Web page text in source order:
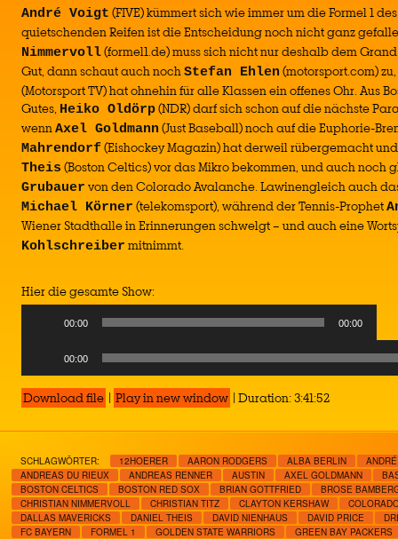
André Voigt (FIVE) kümmert sich wie immer um die Formel 1
quietschenden Reifen ist die Entscheidung noch nicht ganz
Nimmervoll(formel1.de) muss sich nicht nur deshalb dem
Gut, dann schaut auch nochStefan Ehlen (motorsport.com)
(Motorsport TV) hat ohnehin für alle Klassen ein offenes Ohr. Aus
Gutes, Heiko Oldörp(NDR) darf sich schon auf die nächste
wennAxel Goldmann (Just Baseball) noch auf die Euphorie-
Mahrendorf(Eishockey Magazin) hat derweil rübergemacht
Theis (Boston Celtics) vor das Mikro bekommen, und auch noch
Grubauer von den Colorado Avalanche. Lawinengleich auch
Michael Körner (telekomsport), während der Tennis-Prophet
Wiener Stadthalle in Erinnerungen schwelgt – und auch eine
Kohlschreiber mitnimmt.
Hier die gesamte Show:
00:00 00:00
00:00
Download file | Play in new window | Duration: 3:41:52
SCHLAGWÖRTER: 12HOERER AARON RODGERS ALBA BERLIN
ANDREAS DU RIEUX
ANDREAS RENNER AUSTIN AXEL GOLDMANN
BOSTON CELTICS
BOSTON RED SOX BRIAN GOTTFRIED
BROSE
CHRISTIAN NIMMERVOLL
CHRISTIAN TITZ CLAYTON KERSHAW
DALLAS MAVERICKS
DANIEL THEIS DAVID NIENHAUS DAVID PRICE
FC BAYERN
FORMEL 1 GOLDEN STATE WARRIORS
GREEN BAY PACKERS